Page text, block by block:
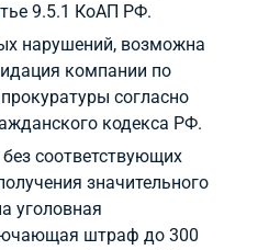
9.5.1 КоАП РФ.
нарушений, возможна
компании по
согласно
кодекса РФ.
соответствующих
значительного
уголовная
штраф до 300